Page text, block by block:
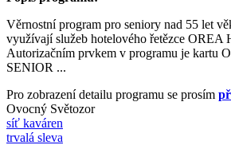
Věrnostní program pro seniory nad 55 let
využívají služeb hotelového řetězce OREA
Autorizačním prvkem v programu je kartu
SENIOR ...
Pro zobrazení detailu programu se prosím
Ovocný Světozor
síť kaváren
trvalá sleva